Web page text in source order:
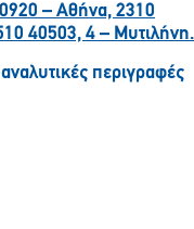
– Αθήνα, 2310
40503, 4 – Μυτιλήνη.
περιγραφές